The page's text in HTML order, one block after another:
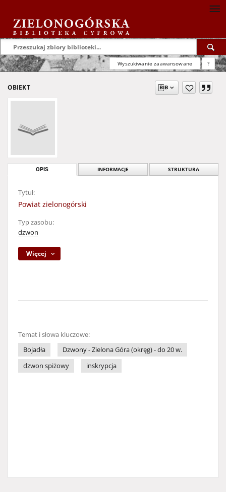
Wyszukiwanie zaawansowane ?
OBIEKT
OPIS INFORMACJE STRUKTURA
Tytuł:
Powiat zielonogórski
Typ zasobu:
dzwon
Więcej
Temat i słowa kluczowe:
Bojadła
Dzwony - Zielona Góra (okręg) - do 20 w.
dzwon spiżowy
inskrypcja